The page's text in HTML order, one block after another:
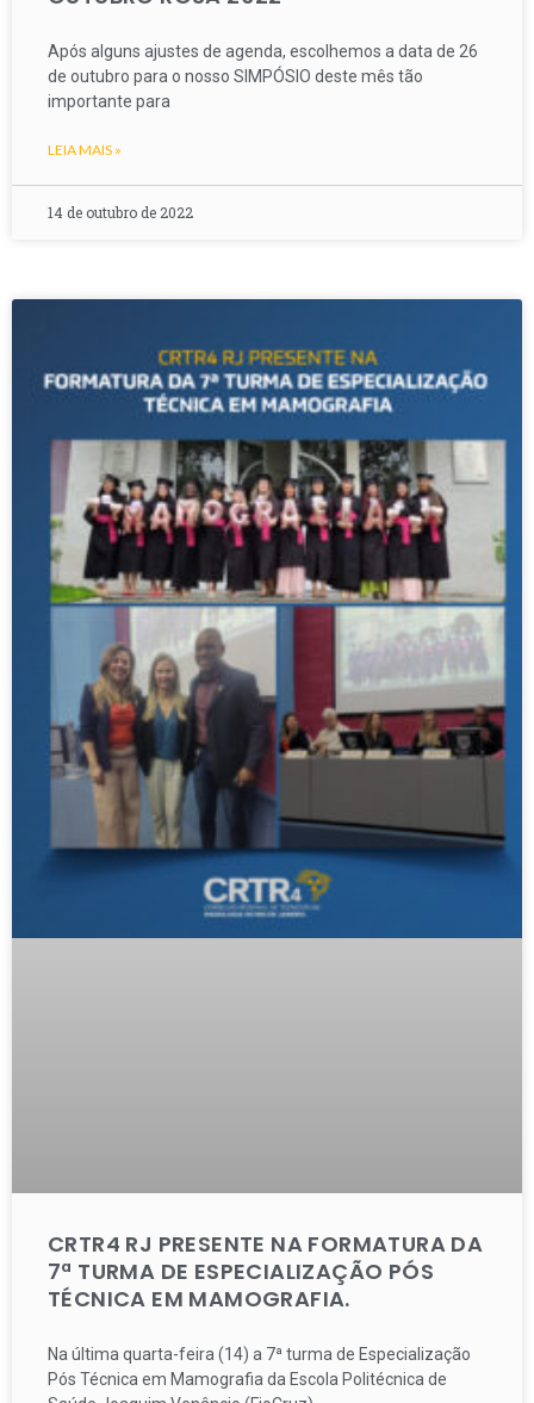
Após alguns ajustes de agenda, escolhemos a data de 26
de outubro para o nosso SIMPÓSIO deste mês tão
importante para
LEIA MAIS »
14 de outubro de 2022
CRTR4 RJ PRESENTE NA FORMATURA DA
7ª TURMA DE ESPECIALIZAÇÃO PÓS
TÉCNICA EM MAMOGRAFIA.
Na última quarta-feira (14) a 7ª turma de Especialização
Pós Técnica em Mamografia da Escola Politécnica de